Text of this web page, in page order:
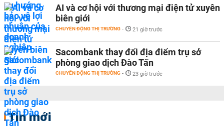
AI và cơ hội với thương mại điện tử xuyên
biên giới
CHUYỂN ĐỘNG THỊ TRƯỜNG - 21 giờ trước
Sacombank thay đổi địa điểm trụ sở
phòng giao dịch Đào Tấn
CHUYỂN ĐỘNG THỊ TRƯỜNG - 23 giờ trước
Tin mới